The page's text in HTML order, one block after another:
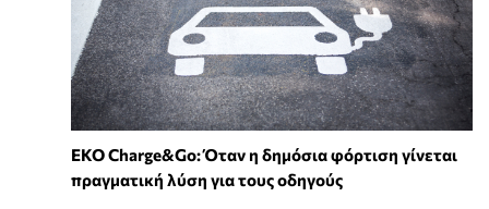
EKO Charge&Go: Όταν η δημόσια φόρτιση γίνεται
πραγματική λύση για τους οδηγούς